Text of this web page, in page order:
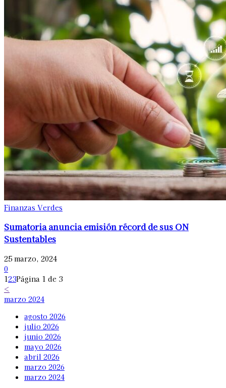
Finanzas Verdes
Sumatoria anuncia emisión récord de sus ON
Sustentables
25 marzo, 2024
0
123Página 1 de 3
<
marzo 2024
agosto 2026
julio 2026
junio 2026
mayo 2026
abril 2026
marzo 2026
marzo 2024